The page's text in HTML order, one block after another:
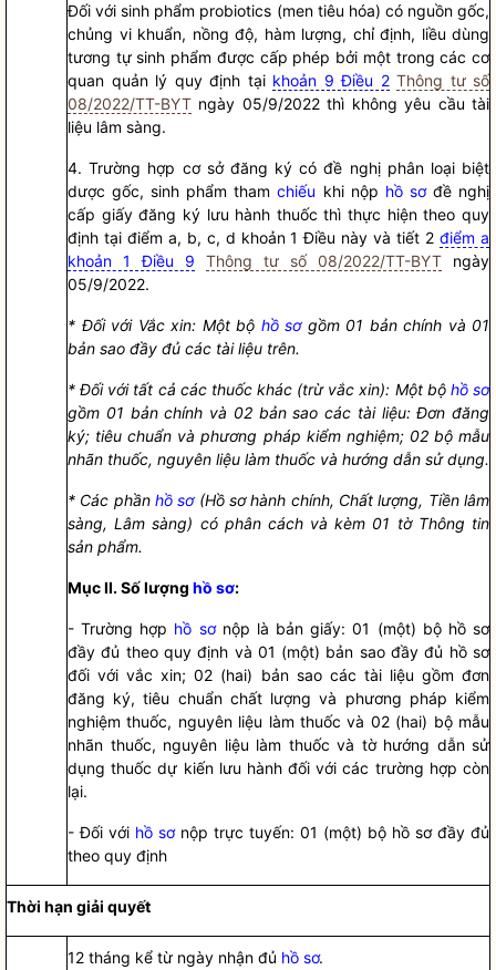
Đối với sinh phẩm probiotics (men tiêu hóa) có nguồn gốc,
chủng vi khuẩn, nồng độ, hàm lượng, chỉ định, liều dùng
tương tự sinh phẩm được cấp phép bởi một trong các cơ
quan quản lý quy định tại khoản 9 Điều 2 Thông tư số
08/2022/TT-BYT ngày 05/9/2022 thì không yêu cầu tài
liệu lâm sàng.
4. Trường hợp cơ sở đăng ký có đề nghị phân loại biệt
dược gốc, sinh phẩm thamchiếu khi nộp hồ sơđề nghị
cấp giấy đăng ký lưu hành thuốc thì thực hiện theo quy
định tại điểm a, b, c, d khoản 1 Điều này và tiết 2điểm a
khoản 1 Điều 9
Thông tư số 08/2022/TT-BYT ngày
05/9/2022.
* Đối với Vắc xin: Một bộ hồ sơgồm 01 bản chính và 01
bản sao đầy đủ các tài liệu trên.
* Đối với tất cả các thuốc khác (trừ vắc xin): Một bộ hồ sơ
gồm 01 bản chính và 02 bản sao các tài liệu: Đơn đăng
ký; tiêu chuẩn và phương pháp kiểm nghiệm; 02 bộ mẫu
nhãn thuốc, nguyên liệu làm thuốc và hướng dẫn sử dụng.
* Các phần hồ sơ(Hồ sơhành chính, Chất lượng, Tiền lâm
sàng, Lâm sàng) có phân cách và kèm 01 tờ Thông tin
sản phẩm.
Mục II. Số lượng hồ sơ:
- Trường hợp hồ sơnộp là bản giấy: 01 (một) bộ hồ sơ
đầy đủ theo quy định và 01 (một) bản sao đầy đủ hồ sơ
đối với vắc xin; 02 (hai) bản sao các tài liệu gồm đơn
đăng ký, tiêu chuẩn chất lượng và phương pháp kiểm
nghiệm thuốc, nguyên liệu làm thuốc và 02 (hai) bộ mẫu
nhãn thuốc, nguyên liệu làm thuốc và tờ hướng dẫn sử
dụng thuốc dự kiến lưu hành đối với các trường hợp còn
lại.
- Đối với hồ sơnộp trực tuyến: 01 (một) bộ hồ sơđầy đủ
theo quy định
Thời hạn giải quyết
12 tháng kể từ ngày nhận đủ hồ sơ.